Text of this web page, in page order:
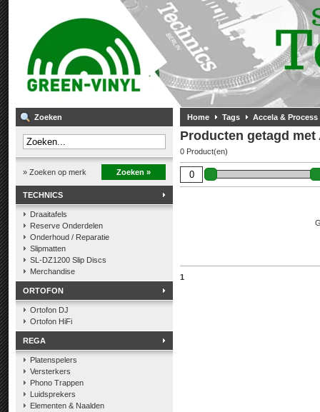
Zoeken
» Zoeken op merk Zoeken »
TECHNICS
Draaitafels
Reserve Onderdelen
Onderhoud / Reparatie
Slipmatten
SL-DZ1200 Slip Discs
Merchandise
ORTOFON
Ortofon DJ
Ortofon HiFi
REGA
Platenspelers
Versterkers
Phono Trappen
Luidsprekers
Elementen & Naalden
Home Tags Accela & Process
Producten getagd
0 Product(en)
1